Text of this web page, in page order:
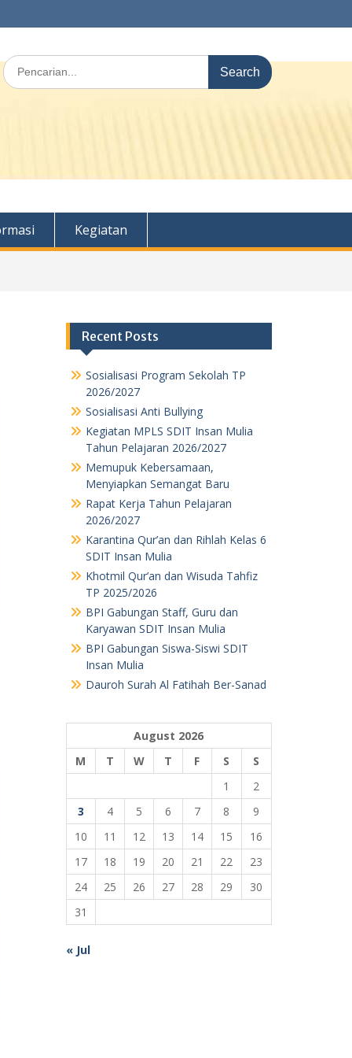
Search
for:
Kegiatan
Recent Posts
Sosialisasi Program Sekolah TP
2026/2027
Sosialisasi Anti Bullying
Kegiatan MPLS SDIT Insan Mulia
Tahun Pelajaran 2026/2027
Memupuk Kebersamaan,
Menyiapkan Semangat Baru
Rapat Kerja Tahun Pelajaran
2026/2027
Karantina Qur’an dan Rihlah Kelas 6
SDIT Insan Mulia
Khotmil Qur’an dan Wisuda Tahfiz
TP 2025/2026
BPI Gabungan Staff, Guru dan
Karyawan SDIT Insan Mulia
BPI Gabungan Siswa-Siswi SDIT
Insan Mulia
Dauroh Surah Al Fatihah Ber-Sanad
August 2026
M
T W T F S
S
1
2
3
4 5 6 7 8
9
10
11 12 13 14 15
16
17
18 19 20 21 22
23
24
25 26 27 28 29
30
31
« Jul